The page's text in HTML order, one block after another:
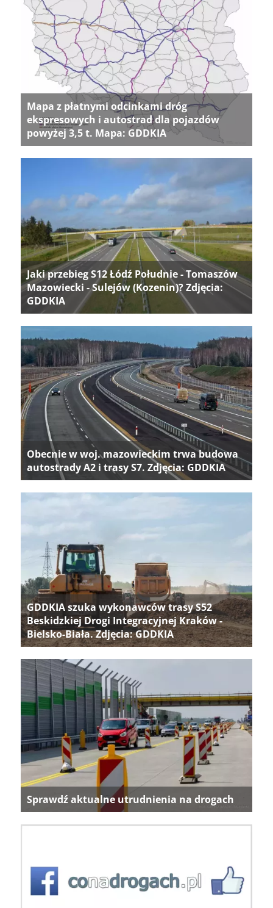
Mapa z płatnymi odcinkami dróg
ekspresowych i autostrad dla pojazdów
powyżej 3,5 t. Mapa: GDDKIA
Jaki przebieg S12 Łódź Południe - Tomaszów
Mazowiecki - Sulejów (Kozenin)? Zdjęcia:
GDDKIA
Obecnie w woj. mazowieckim trwa budowa
autostrady A2 i trasy S7. Zdjęcia: GDDKIA
GDDKIA szuka wykonawców trasy S52
Beskidzkiej Drogi Integracyjnej Kraków -
Bielsko-Biała. Zdjęcia: GDDKIA
Sprawdź aktualne utrudnienia na drogach